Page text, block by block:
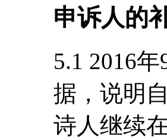
申诉人的
5.1 2016
据，说明
诗人继续